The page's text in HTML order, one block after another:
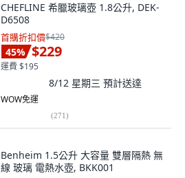
CHEFLINE 希臘玻璃壺 1.8公升, DEK-
D6508
首購折扣價$420
45% $229
運費 $195
8/12 星期三 預計送達
WOW免運
(271)
Benheim 1.5公升 大容量 雙層隔熱 無
線 玻璃 電熱水壺, BKK001